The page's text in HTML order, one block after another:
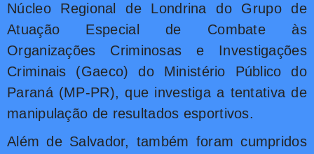
Núcleo Regional de Londrina do Grupo de
Atuação Especial de Combate às
Organizações Criminosas e Investigações
Criminais (Gaeco) do Ministério Público do
Paraná (MP-PR), que investiga a tentativa de
manipulação de resultados esportivos.
Além de Salvador, também foram cumpridos